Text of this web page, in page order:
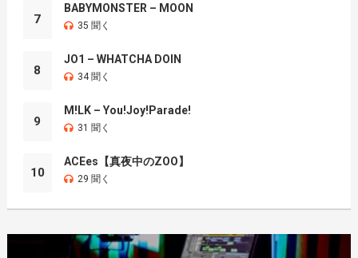
7
BABYMONSTER – MOON
35 聞く
8
JO1 – WHATCHA DOIN
34 聞く
9
M!LK – You!Joy!Parade!
31 聞く
10
ACEes【真夜中のZOO】
29 聞く